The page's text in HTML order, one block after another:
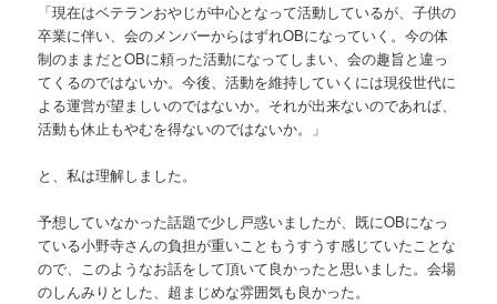
「現在はベテランおやじが中心となって活動しているが、子供の
卒業に伴い、会のメンバーからはずれOBになっていく。今の体
制のままだとOBに頼った活動になってしまい、会の趣旨と違っ
てくるのではないか。今後、活動を維持していくには現役世代に
よる運営が望ましいのではないか。それが出来ないのであれば、
活動も休止もやむを得ないのではないか。」
と、私は理解しました。
予想していなかった話題で少し戸惑いましたが、既にOBになっ
ている小野寺さんの負担が重いこともうすうす感じていたことな
ので、このようなお話をして頂いて良かったと思いました。会場
のしんみりとした、超まじめな雰囲気も良かった。